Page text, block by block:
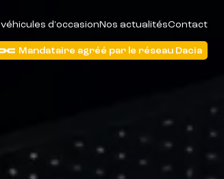
d'occasionNos actualitésContact
Mandataire agréé par le réseau Dacia